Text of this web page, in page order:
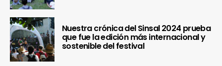
Nuestra crónica del Sinsal 2024 prueba
que fue la edición más internacional y
sostenible del festival